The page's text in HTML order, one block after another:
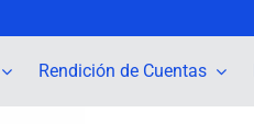
Rendición de Cuentas